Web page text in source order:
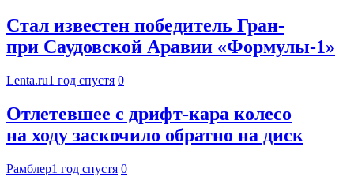
Стал известен победитель Гран-
при Саудовской Аравии «Формулы-1»
Lenta.ru1 год спустя 0
Отлетевшее с дрифт-кара колесо
на ходу заскочило обратно на диск
Рамблер1 год спустя 0